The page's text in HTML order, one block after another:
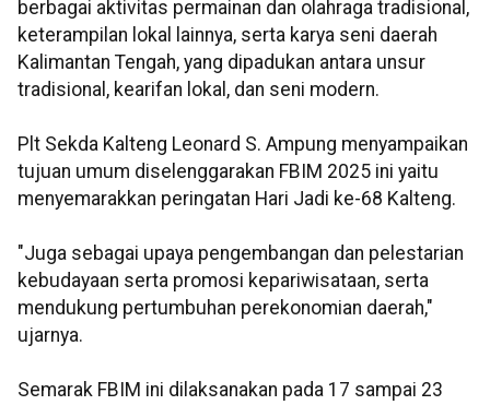
berbagai aktivitas permainan dan olahraga tradisional,
keterampilan lokal lainnya, serta karya seni daerah
Kalimantan Tengah, yang dipadukan antara unsur
tradisional, kearifan lokal, dan seni modern.
Plt Sekda Kalteng Leonard S. Ampung menyampaikan
tujuan umum diselenggarakan FBIM 2025 ini yaitu
menyemarakkan peringatan Hari Jadi ke-68 Kalteng.
"Juga sebagai upaya pengembangan dan pelestarian
kebudayaan serta promosi kepariwisataan, serta
mendukung pertumbuhan perekonomian daerah,"
ujarnya.
Semarak FBIM ini dilaksanakan pada 17 sampai 23